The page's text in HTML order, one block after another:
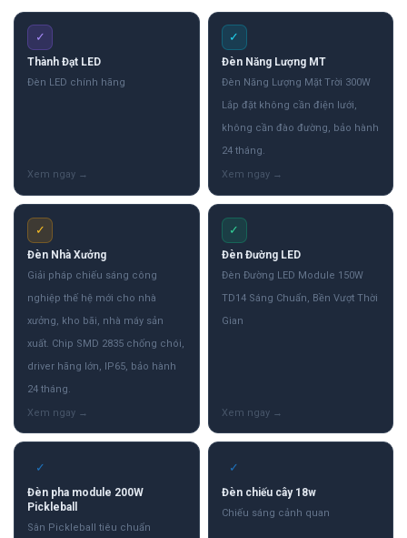
✓
Thành Đạt LED
Đèn LED chính hãng
✓
Đèn Năng Lượng MT
Đèn Năng Lượng Mặt Trời 300W
Lắp đặt không cần điện lưới,
không cần đào đường, bảo hành
24 tháng.
✓
Đèn Nhà Xưởng
Giải pháp chiếu sáng công
nghiệp thế hệ mới cho nhà
xưởng, kho bãi, nhà máy sản
xuất. Chip SMD 2835 chống chói,
driver hãng lớn, IP65, bảo hành
24 tháng.
✓
Đèn Đường LED
Đèn Đường LED Module 150W
TD14 Sáng Chuẩn, Bền Vượt Thời
Gian
✓
Đèn pha module 200W
Pickleball
Sân Pickleball tiêu chuẩn
✓
Đèn chiếu cây 18w
Chiếu sáng cảnh quan